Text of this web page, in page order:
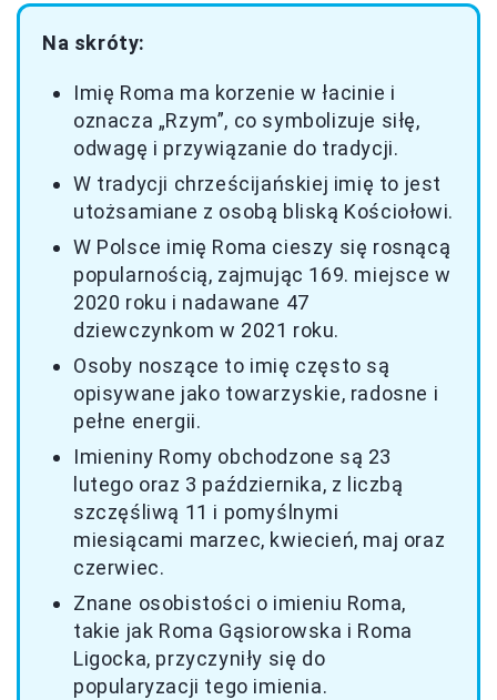
Na skróty:
Imię Roma ma korzenie w łacinie i
oznacza „Rzym”, co symbolizuje siłę,
odwagę i przywiązanie do tradycji.
W tradycji chrześcijańskiej imię to jest
utożsamiane z osobą bliską Kościołowi.
W Polsce imię Roma cieszy się rosnącą
popularnością, zajmując 169. miejsce w
2020 roku i nadawane 47
dziewczynkom w 2021 roku.
Osoby noszące to imię często są
opisywane jako towarzyskie, radosne i
pełne energii.
Imieniny Romy obchodzone są 23
lutego oraz 3 października, z liczbą
szczęśliwą 11 i pomyślnymi
miesiącami marzec, kwiecień, maj oraz
czerwiec.
Znane osobistości o imieniu Roma,
takie jak Roma Gąsiorowska i Roma
Ligocka, przyczyniły się do
popularyzacji tego imienia.